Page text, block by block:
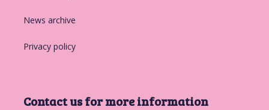
News archive
Privacy policy
Contact us for more information